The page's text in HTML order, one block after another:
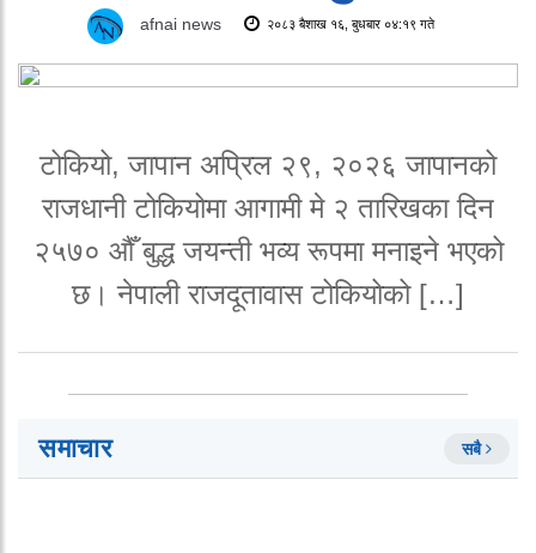
afnai news २०८३ बैशाख १६, बुधबार ०४:१९ गते
टोकियो, जापान अप्रिल २९, २०२६ जापानको
राजधानी टोकियोमा आगामी मे २ तारिखका दिन
२५७० औँ बुद्ध जयन्ती भव्य रूपमा मनाइने भएको
छ। नेपाली राजदूतावास टोकियोको […]
समाचार सबै